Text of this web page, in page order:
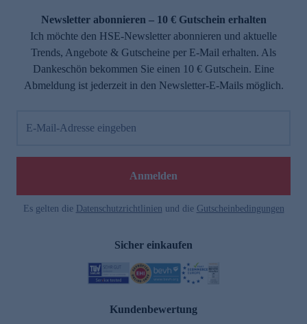
Newsletter abonnieren – 10 € Gutschein erhalten
Ich möchte den HSE-Newsletter abonnieren und aktuelle
Trends, Angebote & Gutscheine per E-Mail erhalten. Als
Dankeschön bekommen Sie einen 10 € Gutschein. Eine
Abmeldung ist jederzeit in den Newsletter-E-Mails möglich.
E-Mail-Adresse eingeben
Anmelden
Es gelten die Datenschutzrichtlinien und die Gutscheinbedingungen
Sicher einkaufen
Kundenbewertung